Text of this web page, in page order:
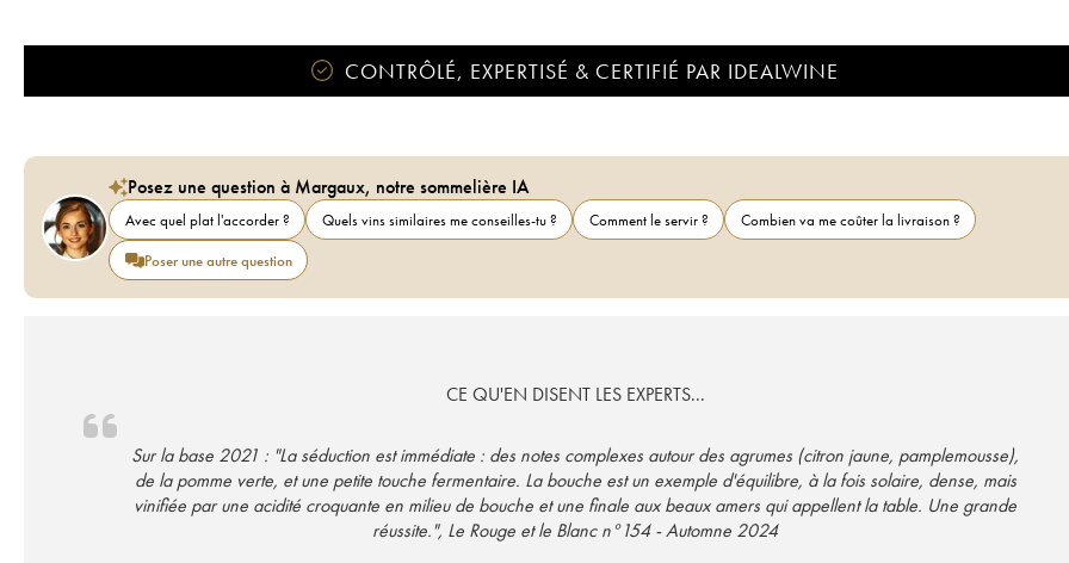
CONTRÔLÉ, EXPERTISÉ & CERTIFIÉ PAR IDEALWINE
Posez une question à Margaux, notre sommelière IA
Avec quel plat l'accorder ? Quels vins similaires me conseilles-tu ? Comment le servir ?
Combien va me coûter la livraison ?
Poser une autre question
CE QU'EN DISENT LES EXPERTS...
Sur la base 2021 : "La séduction est immédiate : des notes complexes autour des agrumes (citron jaune, pamplemousse),
de la pomme verte, et une petite touche fermentaire. La bouche est un exemple d'équilibre, à la fois solaire, dense, mais
vinifiée par une acidité croquante en milieu de bouche et une finale aux beaux amers qui appellent la table. Une grande
réussite.", Le Rouge et le Blanc n°154 - Automne 2024